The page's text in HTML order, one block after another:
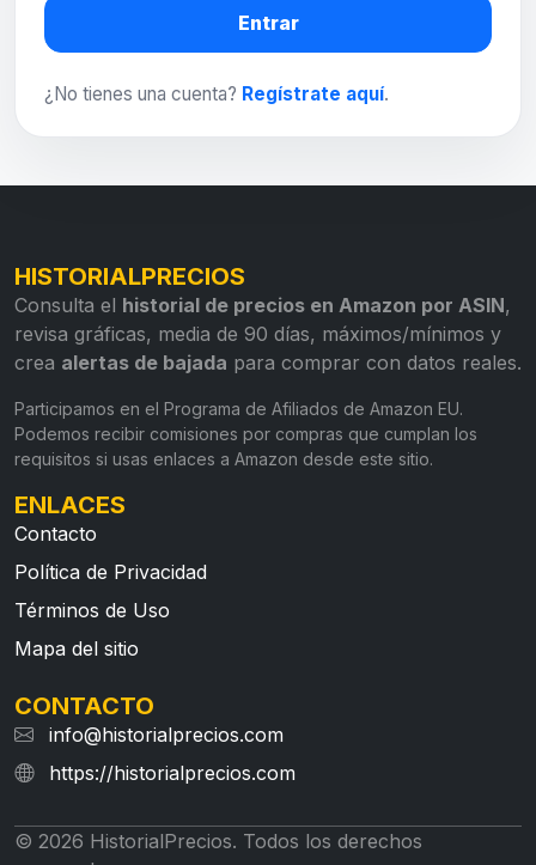
Entrar
¿No tienes una cuenta? Regístrate aquí.
HISTORIALPRECIOS
Consulta el historial de precios en Amazon por ASIN,
revisa gráficas, media de 90 días, máximos/mínimos y
crea alertas de bajada para comprar con datos reales.
Participamos en el Programa de Afiliados de Amazon EU.
Podemos recibir comisiones por compras que cumplan los
requisitos si usas enlaces a Amazon desde este sitio.
ENLACES
Contacto
Política de Privacidad
Términos de Uso
Mapa del sitio
CONTACTO
info@historialprecios.com
https://historialprecios.com
© 2026 HistorialPrecios. Todos los derechos